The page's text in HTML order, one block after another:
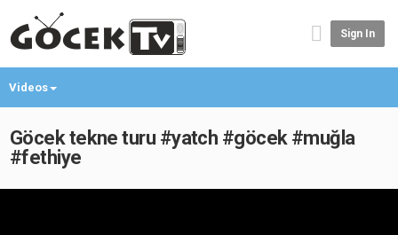
Sign In
Videos
Göcek tekne turu #yatch #göcek #muğla
#fethiye